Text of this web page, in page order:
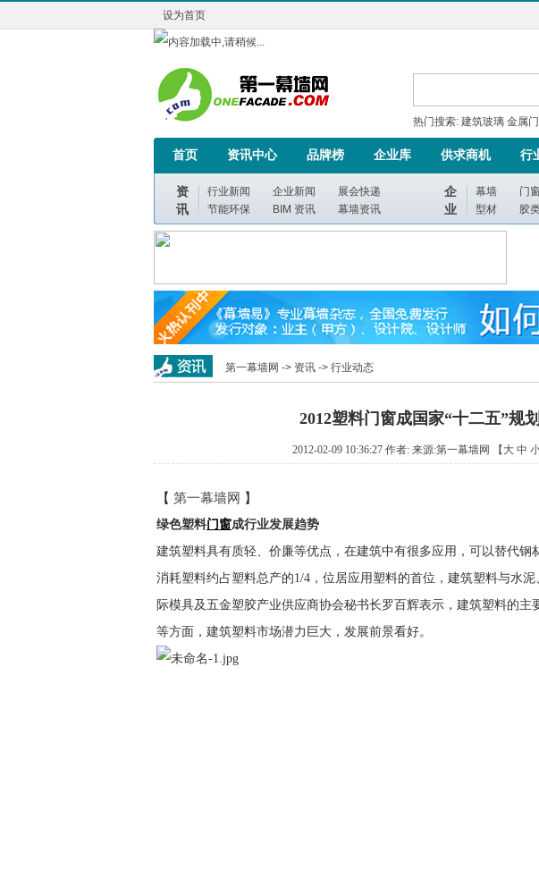
设为首页
热门搜索: 建筑玻璃 金属
首页 资讯中心 品牌榜 企业库 供求商机 行
资
讯
行业新闻 企业新闻
展会快递
节能环保
BIM 资讯 幕墙资讯
企
业
幕墙 门
型材
胶
第一幕墙网 -> 资讯 -> 行业动态
2012塑料门窗成国家“十二五”规
2012-02-09 10:36:27 作者: 来源:第一幕墙网 【 大 中
【 第一幕墙网 】
绿色塑料门窗成行业发展趋势
建筑塑料具有质轻、价廉等优点，在建筑中有很多应用，可以替代钢
消耗塑料约占塑料总产的1/4，位居应用塑料的首位，建筑塑料与水
际模具及五金塑胶产业供应商协会秘书长罗百辉表示，建筑塑料的主
等方面，建筑塑料市场潜力巨大，发展前景看好。